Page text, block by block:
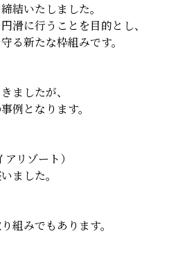
結いたしました。
滑に行うことを目的とし、
る新たな枠組みです。
ましたが、
例となります。
リゾート）
ました。
組みでもあります。